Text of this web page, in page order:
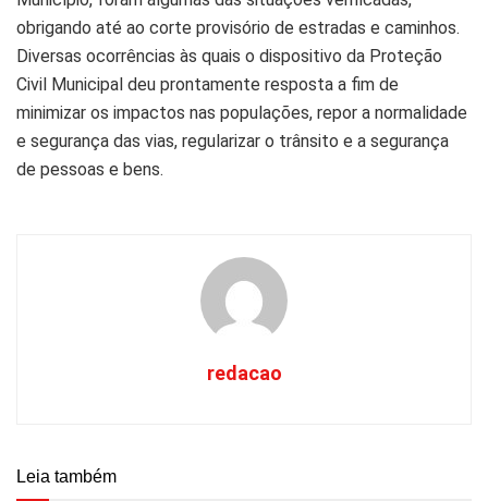
obrigando até ao corte provisório de estradas e caminhos.
Diversas ocorrências às quais o dispositivo da Proteção
Civil Municipal deu prontamente resposta a fim de
minimizar os impactos nas populações, repor a normalidade
e segurança das vias, regularizar o trânsito e a segurança
de pessoas e bens.
redacao
Leia também